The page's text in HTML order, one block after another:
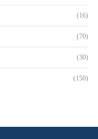
(16)
(70)
(30)
(150)